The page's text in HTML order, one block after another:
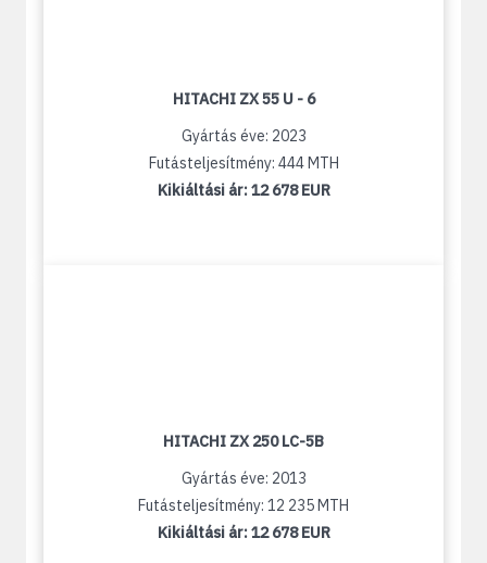
HITACHI ZX 55 U - 6
Gyártás éve: 2023
Futásteljesítmény: 444 MTH
Kikiáltási ár:12 678 EUR
HITACHI ZX 250 LC-5B
Gyártás éve: 2013
Futásteljesítmény: 12 235 MTH
Kikiáltási ár:12 678 EUR